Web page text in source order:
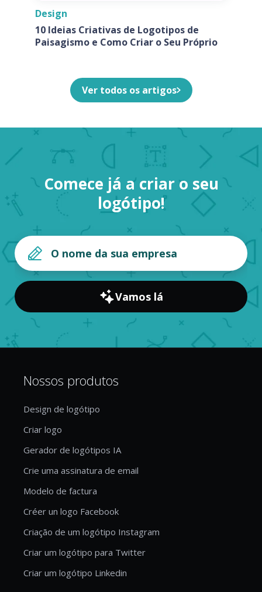
Design
10 Ideias Criativas de Logotipos de
Paisagismo e Como Criar o Seu Próprio
Ver todos os artigos
Comece já a criar o seu
logótipo!
Vamos lá
Nossos produtos
Design de logótipo
Criar logo
Gerador de logótipos IA
Crie uma assinatura de email
Modelo de factura
Créer un logo Facebook
Criação de um logótipo Instagram
Criar um logótipo para Twitter
Criar um logótipo Linkedin